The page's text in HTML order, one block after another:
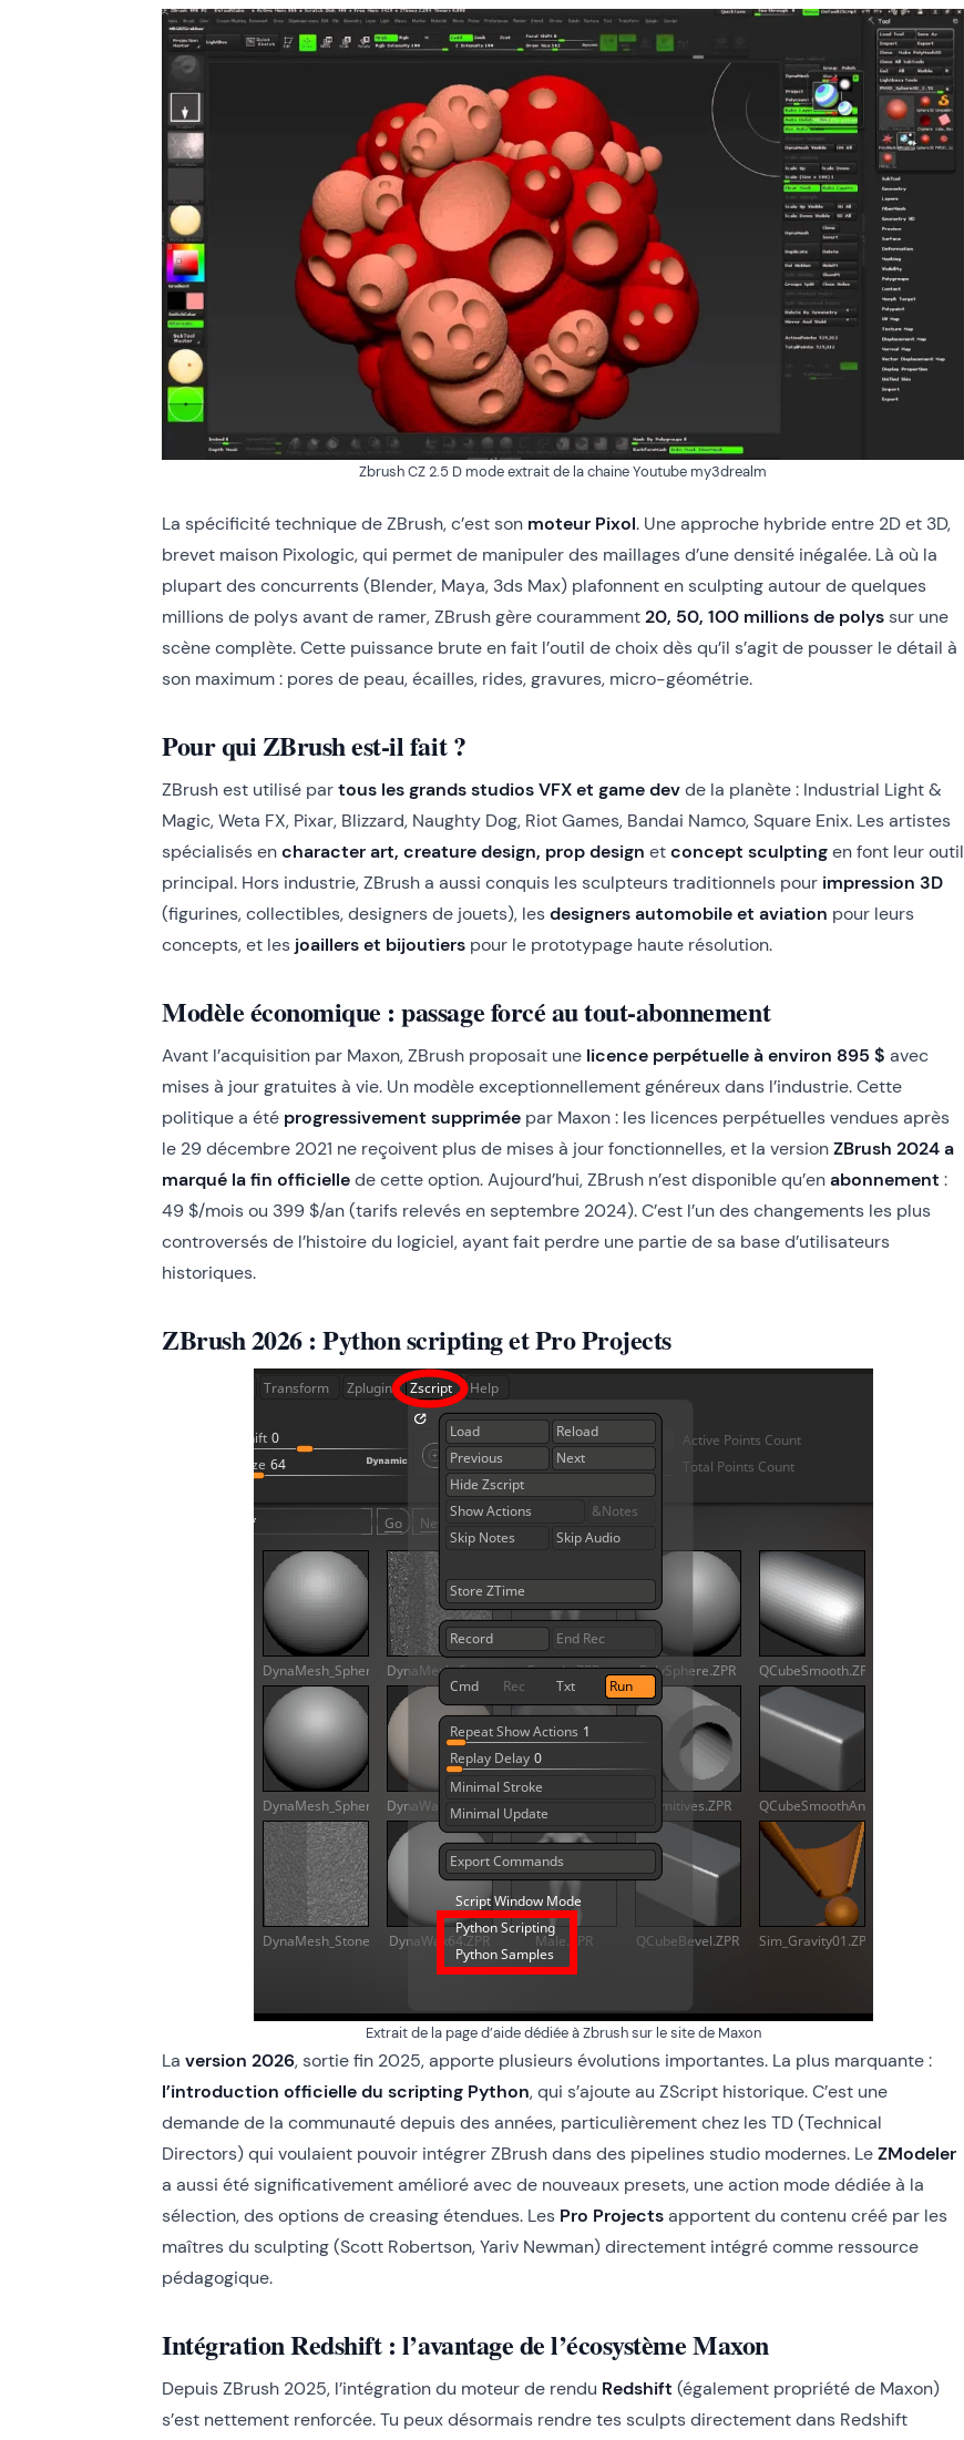
Zbrush CZ 2.5 D mode extrait de la chaine Youtube my3drealm
La spécificité technique de ZBrush, c’est son moteur Pixol. Une approche hybride entre 2D et 3D,
brevet maison Pixologic, qui permet de manipuler des maillages d’une densité inégalée. Là où la
plupart des concurrents (Blender, Maya, 3ds Max) plafonnent en sculpting autour de quelques
millions de polys avant de ramer, ZBrush gère couramment20, 50, 100 millions de polyssur une
scène complète. Cette puissance brute en fait l’outil de choix dès qu’il s’agit de pousser le détail à
son maximum : pores de peau, écailles, rides, gravures, micro-géométrie.
Pour qui ZBrush est-il fait ?
ZBrush est utilisé partous les grands studios VFX et game devde la planète : Industrial Light &
Magic, Weta FX, Pixar, Blizzard, Naughty Dog, Riot Games, Bandai Namco, Square Enix. Les artistes
spécialisés encharacter art, creature design, prop design etconcept sculptingen font leur outil
principal. Hors industrie, ZBrush a aussi conquis les sculpteurs traditionnels pour impression 3D
(figurines, collectibles, designers de jouets), lesdesigners automobile et aviation pour leurs
concepts, et les joaillers et bijoutiers pour le prototypage haute résolution.
Modèle économique : passage forcé au tout-abonnement
Avant l’acquisition par Maxon, ZBrush proposait une licence perpétuelle à environ 895 $ avec
mises à jour gratuites à vie. Un modèle exceptionnellement généreux dans l’industrie. Cette
politique a été progressivement supprimée par Maxon : les licences perpétuelles vendues après
le 29 décembre 2021 ne reçoivent plus de mises à jour fonctionnelles, et la versionZBrush 2024 a
marqué la fin officiellede cette option. Aujourd’hui, ZBrush n’est disponible qu’enabonnement :
49 $/mois ou 399 $/an (tarifs relevés en septembre 2024). C’est l’un des changements les plus
controversés de l’histoire du logiciel, ayant fait perdre une partie de sa base d’utilisateurs
historiques.
ZBrush 2026 : Python scripting et Pro Projects
Extrait de la page d’aide dédiée à Zbrush sur le site de Maxon
La version 2026, sortie fin 2025, apporte plusieurs évolutions importantes. La plus marquante :
l’introduction officielle du scripting Python, qui s’ajoute au ZScript historique. C’est une
demande de la communauté depuis des années, particulièrement chez les TD (Technical
Directors) qui voulaient pouvoir intégrer ZBrush dans des pipelines studio modernes. LeZModeler
a aussi été significativement amélioré avec de nouveaux presets, une action mode dédiée à la
sélection, des options de creasing étendues. Les Pro Projectsapportent du contenu créé par les
maîtres du sculpting (Scott Robertson, Yariv Newman) directement intégré comme ressource
pédagogique.
Intégration Redshift : l’avantage de l’écosystème Maxon
Depuis ZBrush 2025, l’intégration du moteur de rendu Redshift (également propriété de Maxon)
s’est nettement renforcée. Tu peux désormais rendre tes sculpts directement dans Redshift